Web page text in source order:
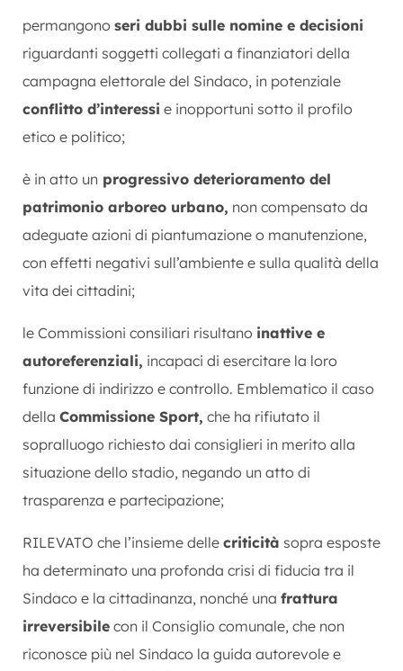
permangono seri dubbi sulle nomine e decisioni
riguardanti soggetti collegati a finanziatori della
campagna elettorale del Sindaco, in potenziale
conflitto d’interessi e inopportuni sotto il profilo
etico e politico;
è in atto un progressivo deterioramento del
patrimonio arboreo urbano, non compensato da
adeguate azioni di piantumazione o manutenzione,
con effetti negativi sull’ambiente e sulla qualità della
vita dei cittadini;
le Commissioni consiliari risultano inattive e
autoreferenziali, incapaci di esercitare la loro
funzione di indirizzo e controllo. Emblematico il caso
della Commissione Sport, che ha rifiutato il
sopralluogo richiesto dai consiglieri in merito alla
situazione dello stadio, negando un atto di
trasparenza e partecipazione;
RILEVATO che l’insieme delle criticità sopra esposte
ha determinato una profonda crisi di fiducia tra il
Sindaco e la cittadinanza, nonché una frattura
irreversibile con il Consiglio comunale, che non
riconosce più nel Sindaco la guida autorevole e